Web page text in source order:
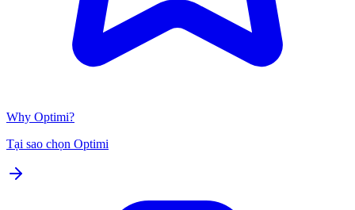
Why Optimi?
Tại sao chọn Optimi